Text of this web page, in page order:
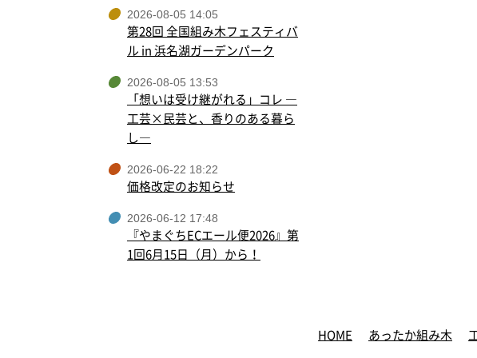
2026-08-05 14:05
第28回 全国組み木フェスティバ
ル in 浜名湖ガーデンパーク
2026-08-05 13:53
「想いは受け継がれる」コレ ―
工芸×民芸と、香りのある暮ら
し―
2026-06-22 18:22
価格改定のお知らせ
2026-06-12 17:48
『やまぐちECエール便2026』第
1回6月15日（月）から！
HOME あったか組み木